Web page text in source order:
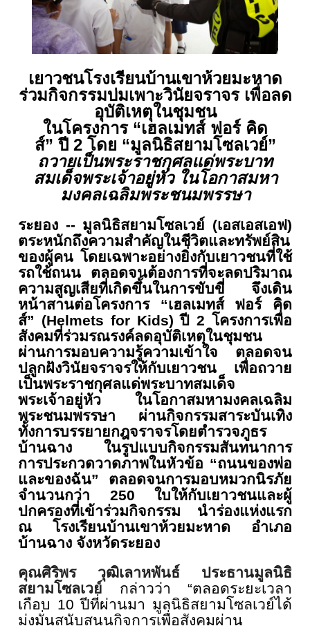
เยาวชนโรงเรียนบ้านเขาห้วยมะหาด
ร่วมกิจกรรมบ่มเพาะวินัยจราจร เพื่อลด
อุบัติเหตุในชุมชน
ในโครงการ “เฮลเมทส์ ฟอร์ คิด
ส์” ปี 2 โดย “มูลนิธิสยามโซลเวย์”
ถวายเป็นพระราชกุศลแด่พระบาท
สมเด็จพระเจ้าอยู่หัว ในโอกาสมหา
มงคลเฉลิมพระชนมพรรษา
ระยอง -- มูลนิธิสยามโซลเวย์ (เอสเอสเอฟ)
ตระหนักถึงความสำคัญในชีวิตและทรัพย์สิน
ของผู้คน โดยเฉพาะอย่างยิ่งกับเยาวชนที่ใช้
รถใช้ถนน ตลอดจนต้องการที่จะลดปริมาณ
ความสูญเสียที่เกิดขึ้นในการขับขี่ จึงเดิน
หน้าสานต่อโครงการ “เฮลเมทส์ ฟอร์ คิด
ส์” (Helmets for Kids) ปี2 โครงการเพื่อ
สังคมที่ร่วมรณรงค์ลดอุบัติเหตุในชุมชน
ผ่านการมอบความรู้ความเข้าใจ ตลอดจน
ปลูกฝังวินัยจราจรให้กับเยาวชน เพื่อถวาย
เป็นพระราชกุศลแด่พระบาทสมเด็จ
พระเจ้าอยู่หัว ในโอกาสมหามงคลเฉลิม
พระชนมพรรษา ผ่านกิจกรรมสาระบันเทิง
ทั้งการบรรยายกฎจราจรโดยตำรวจภูธร
บ้านฉาง ในรูปแบบกิจกรรมสันทนาการ
การประกวดวาดภาพในหัวข้อ “ถนนของพ่อ
และของฉัน” ตลอดจนการมอบหมวกนิรภัย
จำนวนกว่า 250 ใบให้กับเยาวชนและผู้
ปกครองที่เข้าร่วมกิจกรรม นำร่องแห่งแรก
ณ โรงเรียนบ้านเขาห้วยมะหาด อำเภอ
บ้านฉาง จังหวัดระยอง
คุณศิริพร วุฒิเลาหพันธ์
ประธานมูลนิธิ
สยามโซลเวย์ กล่าวว่า “ตลอดระยะเวลา
เกือบ 10ปีที่ผ่านมา มูลนิธิสยามโซลเวย์ได้
มุ่งมั่นสนับสนุนกิจการเพื่อสังคมผ่าน